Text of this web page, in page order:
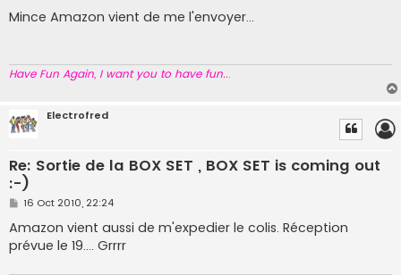
s
t
Mince Amazon vient de me l'envoyer...
Have Fun Again, I want you to have fun...
Electrofred
Re: Sortie de la BOX SET , BOX SET is coming out
:-)
P
s
t
16 Oct 2010, 22:24
Amazon vient aussi de m'expedier le colis. Réception
prévue le 19.... Grrrr